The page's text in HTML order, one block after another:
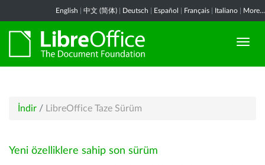
English 中文 (简体) Deutsch Español Français Italiano More...
İndir / LibreOffice Taze Sürüm
Yeni özelliklere sahip son sürüm